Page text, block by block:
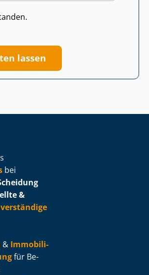
lassen
bei
&
& Im­mo­bi­li­
für Be­